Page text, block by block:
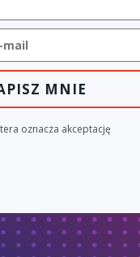
MNIE
oznacza akceptację